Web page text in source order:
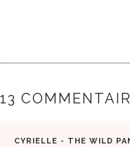
13
CYRIELLE - THE WILD